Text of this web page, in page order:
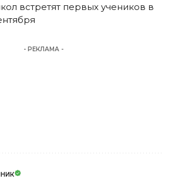
встретят первых учеников в
- РЕКЛАМА -